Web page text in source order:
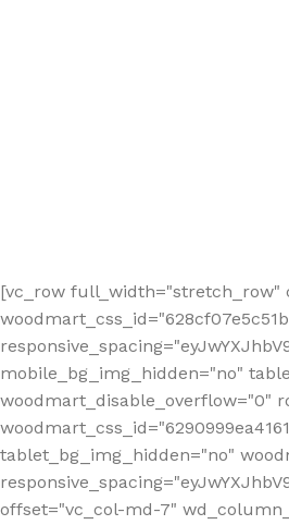
[vc_row full_width="stretch_row"
mobile_bg_img_hidden="no"
woodmart_disable_overflow="0"
tablet_bg_img_hidden="no"
offset="vc_col-md-7"